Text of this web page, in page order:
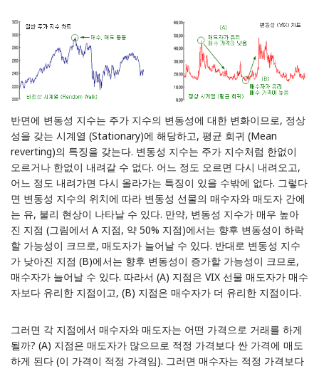
반면에 변동성 지수는 주가 지수의 변동성에 대한 변화이므로, 정상
성을 갖는 시계열 (Stationary)에 해당하고, 평균 회귀 (Mean
reverting)의 특징을 갖는다. 변동성 지수는 주가 지수처럼 한없이
오르거나 한없이 내려갈 수 없다. 어느 정도 오르면 다시 내려오고,
어느 정도 내려가면 다시 올라가는 특징이 있을 수밖에 없다. 그렇다
면 변동성 지수의 위치에 따라 변동성 선물의 매수자와 매도자 간에
는 유, 불리 현상이 나타날 수 있다. 만약, 변동성 지수가 매우 높아
진 지점 (그림에서 A 지점, 약 50% 지점)에서는 향후 변동성이 하락
할 가능성이 크므로, 매도자가 늘어날 수 있다. 반대로 변동성 지수
가 낮아진 지점 (B)에서는 향후 변동성이 증가할 가능성이 크므로,
매수자가 늘어날 수 있다. 따라서 (A) 지점은 VIX 선물 매도자가 매수
자보다 유리한 지점이고, (B) 지점은 매수자가 더 유리한 지점이다.
그러면 각 지점에서 매수자와 매도자는 어떤 가격으로 거래를 하게
될까? (A) 지점은 매도자가 많으므로 적정 가격보다 싼 가격에 매도
하게 된다 (이 가격이 적정 가격임). 그러면 매수자는 적정 가격보다